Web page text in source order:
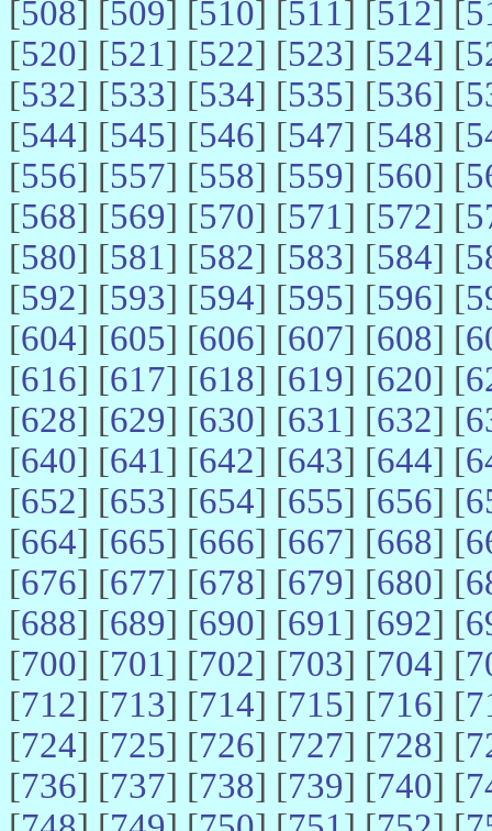
[508] [509] [510] [511] [512] [
[520] [521] [522] [523] [524] [
[532] [533] [534] [535] [536] [
[544] [545] [546] [547] [548] [
[556] [557] [558] [559] [560] [
[568] [569] [570] [571] [572] [
[580] [581] [582] [583] [584] [
[592] [593] [594] [595] [596] [
[604] [605] [606] [607] [608] [
[616] [617] [618] [619] [620] [
[628] [629] [630] [631] [632] [
[640] [641] [642] [643] [644] [
[652] [653] [654] [655] [656] [
[664] [665] [666] [667] [668] [
[676] [677] [678] [679] [680] [
[688] [689] [690] [691] [692] [
[700] [701] [702] [703] [704] [
[712] [713] [714] [715] [716] [
[724] [725] [726] [727] [728] [
[736] [737] [738] [739] [740] [